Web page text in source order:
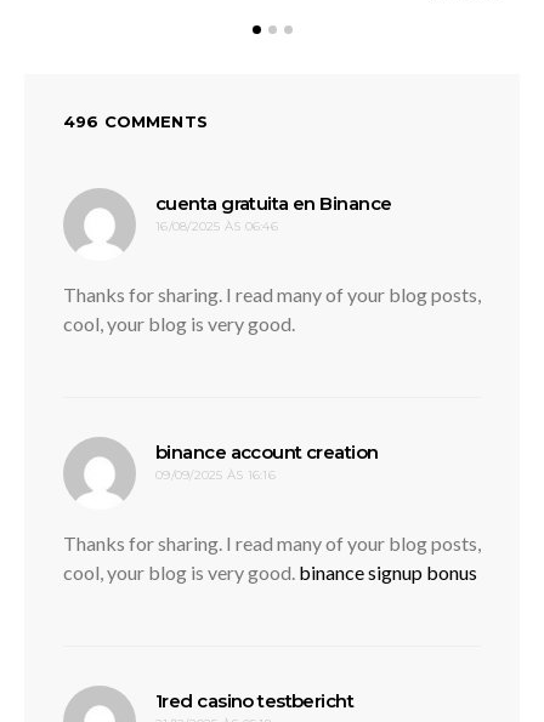
496 COMMENTS
cuenta gratuita en Binance
16/08/2025 ÀS 06:46
Thanks for sharing. I read many of your blog posts,
cool, your blog is very good.
binance account creation
09/09/2025 ÀS 16:16
Thanks for sharing. I read many of your blog posts,
cool, your blog is very good. binance signup bonus
1red casino testbericht